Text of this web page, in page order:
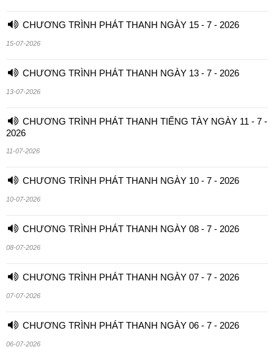
CHƯƠNG TRÌNH PHÁT THANH NGÀY 15 - 7 - 2026
15-07-2026
CHƯƠNG TRÌNH PHÁT THANH NGÀY 13 - 7 - 2026
13-07-2026
CHƯƠNG TRÌNH PHÁT THANH TIẾNG TÀY NGÀY 11 - 7 -
2026
11-07-2026
CHƯƠNG TRÌNH PHÁT THANH NGÀY 10 - 7 - 2026
10-07-2026
CHƯƠNG TRÌNH PHÁT THANH NGÀY 08 - 7 - 2026
08-07-2026
CHƯƠNG TRÌNH PHÁT THANH NGÀY 07 - 7 - 2026
07-07-2026
CHƯƠNG TRÌNH PHÁT THANH NGÀY 06 - 7 - 2026
06-07-2026